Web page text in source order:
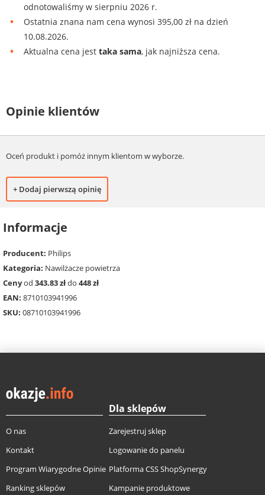
odnotowaliśmy w sierpniu 2026 r.
Ostatnia znana nam cena wynosi 395,00 zł na dzień
10.08.2026.
Aktualna cena jest taka sama, jak najniższa cena.
Opinie klientów
Oceń produkt i pomóż innym klientom w wyborze.
+ Dodaj pierwszą opinię
Informacje
Producent: Philips
Kategoria: Nawilżacze powietrza
Cenyod 343.83 złdo 448 zł
EAN: 8710103941996
SKU: 08710103941996
O nas
Kontakt
Program Wiarygodne Opinie
Ranking sklepów
Dla sklepów
Zarejestruj sklep
Logowanie do panelu
Platforma CSS ShopSynergy
Kampanie produktowe